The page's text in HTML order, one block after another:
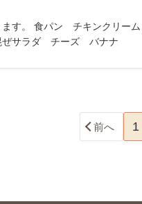
ます。 食パン チキンクリーム
ぜサラダ チーズ バナナ
前へ 1